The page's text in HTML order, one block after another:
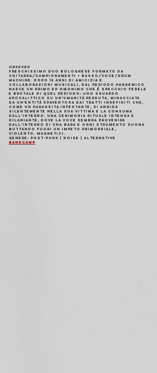
OBSEXED
Freschissimo duo bolognese formato da
chitarra/campionamenti + basso/voce/drum
machine. Dopo 15 anni di amicizia e
collaborazioni musicali, dal periodo pandemico
nasce un primo EP omonimo che è specchio fedele
e brutale di quel periodo: uno sguardo
apocalittico su un’umanità perduta, minacciata
da un’entità spaventosa dai tratti indefiniti che,
come un parassita infestante, si annida
silentemente nella sua vittima e la consuma
dall’interno. Una cerimonia rituale intensa e
dilaniante, dove la voce sembra provenire
dall’interno di una bara e ogni strumento suona
buttando fuori un impeto primordiale,
violento. Magnetici.
Genere : post-punk | noise | alternative
Bandcamp